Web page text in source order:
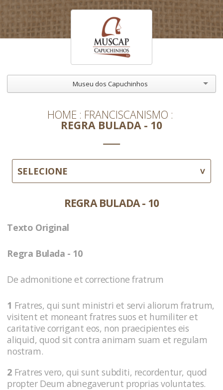
Museu dos Capuchinhos
HOME FRANCISCANISMO
REGRA BULADA - 10
SELECIONE
REGRA BULADA - 10
Texto Original
Regra Bulada - 10
De admonitione et correctione fratrum
1 Fratres, qui sunt ministri et servi aliorum fratrum,
visitent et moneant fratres suos et humiliter et
caritative corrigant eos, non praecipientes eis
aliquid, quod sit contra animam suam et regulam
nostram.
2 Fratres vero, qui sunt subditi, recordentur, quod
propter Deum abnegaverunt proprias voluntates.